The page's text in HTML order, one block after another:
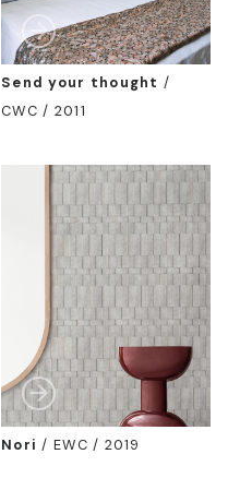
Send your thought /
CWC / 2011
Nori / EWC / 2019